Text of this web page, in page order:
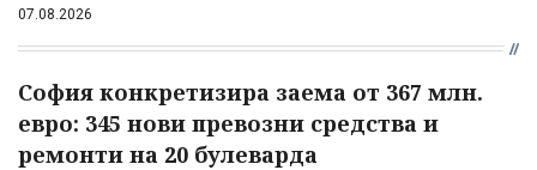
07.08.2026
София конкретизира заема от 367 млн.
евро: 345 нови превозни средства и
ремонти на 20 булеварда